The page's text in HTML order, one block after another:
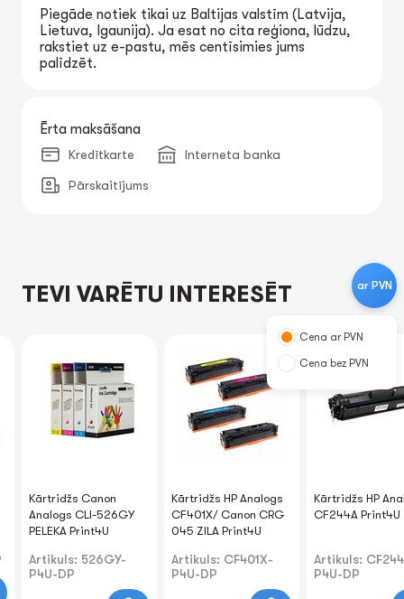
Piegāde notiek tikai uz Baltijas valstīm (Latvija,
Lietuva, Igaunija). Ja esat no cita reģiona, lūdzu,
rakstiet uz e-pastu, mēs centīsimies jums
palīdzēt.
Ērta maksāšana
Kredītkarte Interneta banka
Pārskaitījums
TEVI VARĒTU INTERESĒT
Kārtridžs Canon
Analogs CLI-526GY
PELEKA Print4U
Artikuls: 526GY-
P4U-DP
Kārtridžs HP Analogs
CF401X/ Canon CRG
045 ZILA Print4U
Artikuls: CF401X-
P4U-DP
Kārtridžs HP
CF244A Print4U
Artikuls:
P4U-DP
ar PVN
Cena ar PVN
Cena bez PVN